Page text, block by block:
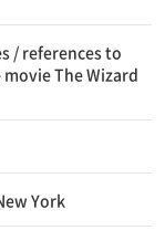
/ references to
The Wizard
York